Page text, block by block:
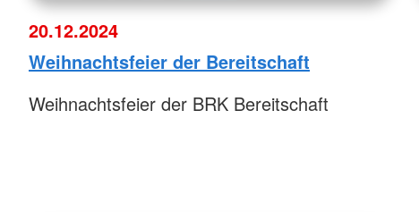
20.12.2024
Weihnachtsfeier der Bereitschaft
Weihnachtsfeier der BRK Bereitschaft